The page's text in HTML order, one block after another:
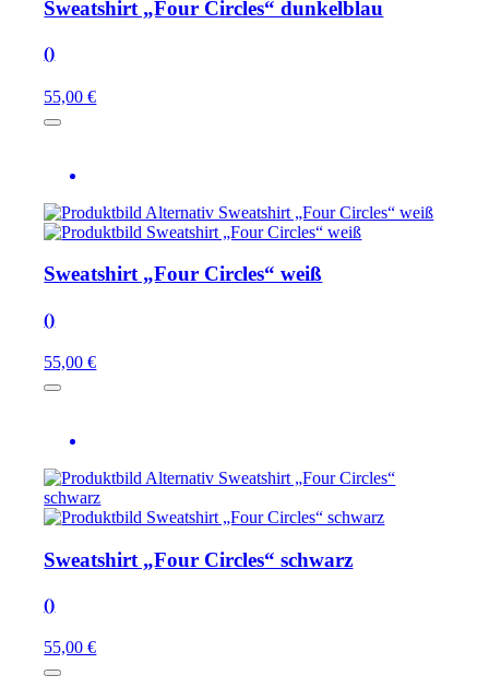
Sweatshirt „Four Circles“ dunkelblau
()
55,00 €
Sweatshirt „Four Circles“ weiß
()
55,00 €
Sweatshirt „Four Circles“ schwarz
()
55,00 €